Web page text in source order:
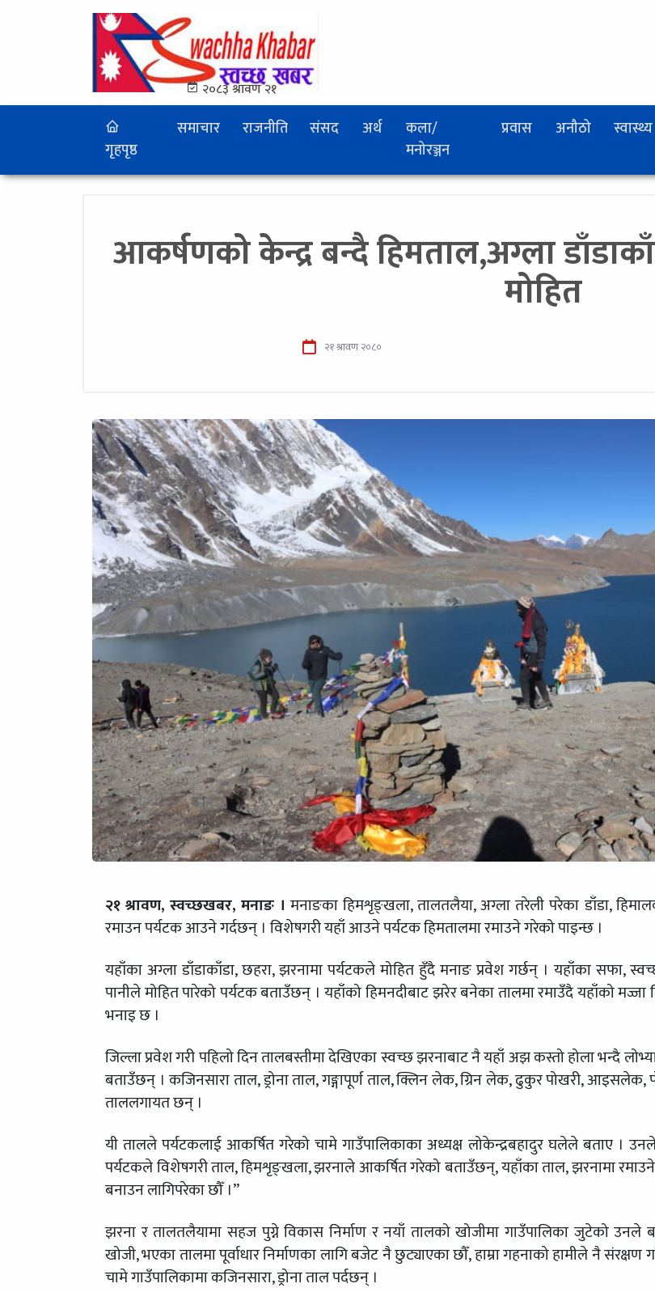
२०८३ श्रावण २१
गृहपृष्ठ
समाचार राजनीति संसद अर्थ
कला/
मनोरञ्जन
प्रवास अनौठो स्वास्थ्य
आकर्षणको केन्द्र बन्दै हिमताल,अग्ला
मोहित
२१ श्रावण २०८०
२१ श्रावण, स्वच्छखबर, मनाङ । मनाङका हिमशृङ्खला, तालतलैया, अग्ला तरेली परेका डाँडा,
रमाउन पर्यटक आउने गर्दछन् । विशेषगरी यहाँ आउने पर्यटक हिमतालमा रमाउने गरेको पाइन्छ ।
यहाँका अग्ला डाँडाकाँडा, छहरा, झरनामा पर्यटकले मोहित हुँदै मनाङ प्रवेश गर्छन् । यहाँका सफा,
पानीले मोहित पारेको पर्यटक बताउँछन् । यहाँको हिमनदीबाट झरेर बनेका तालमा रमाउँदै यहाँको
भनाइ छ ।
जिल्ला प्रवेश गरी पहिलो दिन तालबस्तीमा देखिएका स्वच्छ झरनाबाट नै यहाँ अझ कस्तो होला भन्दै
बताउँछन् । कजिनसारा ताल, ड्रोना ताल, गङ्गापूर्ण ताल, क्लिन लेक, ग्रिन लेक, ढुकुर पोखरी, आइसलेक,
ताललगायत छन् ।
यी तालले पर्यटकलाई आकर्षित गरेको चामे गाउँपालिकाका अध्यक्ष लोकेन्द्रबहादुर घलेले बताए ।
पर्यटकले विशेषगरी ताल, हिमशृङ्खला, झरनाले आकर्षित गरेको बताउँछन्, यहाँका ताल, झरनामा
बनाउन लागिपरेका छौँ ।”
झरना र तालतलैयामा सहज पुग्ने विकास निर्माण र नयाँ तालको खोजीमा गाउँपालिका जुटेको उनले
खोजी, भएका तालमा पूर्वाधार निर्माणका लागि बजेट नै छुट्याएका छौँ, हाम्रा गहनाको हामीले नै संरक्षण
चामे गाउँपालिकामा कजिनसारा, ड्रोना ताल पर्दछन् ।